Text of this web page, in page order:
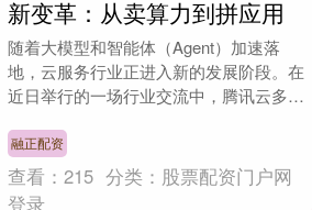
新变革：从卖算力到拼应用
随着大模型和智能体（Agent）加速落
地，云服务行业正进入新的发展阶段。在
近日举行的一场行业交流中，腾讯云多位
务“上半场”已....
融正配资
查看：215 分类： 股票配资门户网
登录